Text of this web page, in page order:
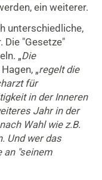
ein weiterer.
unterschiedliche,
Die "Gesetze"
„Die
„regelt die
für
in der Inneren
Jahr in der
Wahl wie z.B.
Und wer das
an "seinem